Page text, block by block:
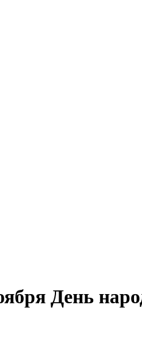
День